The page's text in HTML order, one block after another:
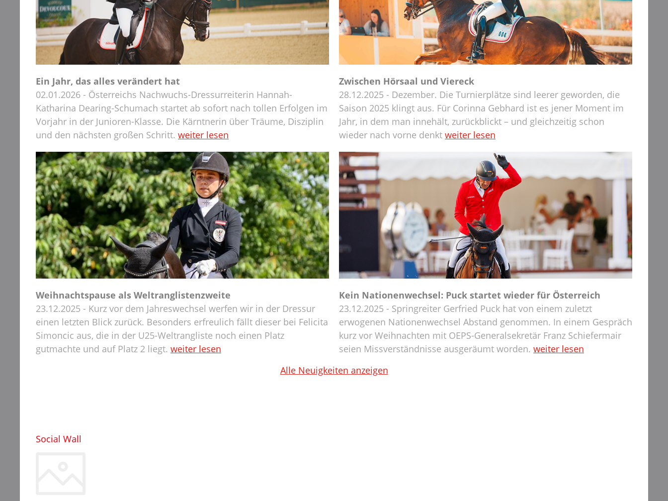
Ein Jahr, das alles verändert hat
02.01.2026 - Österreichs Nachwuchs-Dressurreiterin Hannah-
Katharina Dearing-Schumach startet ab sofort nach tollen Erfolgen im
Vorjahr in der Junioren-Klasse. Die Kärntnerin über Träume, Disziplin
und den nächsten großen Schritt. weiter lesen
Zwischen Hörsaal und Viereck
28.12.2025 - Dezember. Die Turnierplätze sind leerer geworden, die
Saison 2025 klingt aus. Für Corinna Gebhard ist es jener Moment im
Jahr, in dem man innehält, zurückblickt – und gleichzeitig schon
wieder nach vorne denkt weiter lesen
Weihnachtspause als Weltranglistenzweite
23.12.2025 - Kurz vor dem Jahreswechsel werfen wir in der Dressur
einen letzten Blick zurück. Besonders erfreulich fällt dieser bei Felicita
Simoncic aus, die in der U25-Weltrangliste noch einen Platz
gutmachte und auf Platz 2 liegt. weiter lesen
Kein Nationenwechsel: Puck startet wieder für Österreich
23.12.2025 - Springreiter Gerfried Puck hat von einem zuletzt
erwogenen Nationenwechsel Abstand genommen. In einem Gespräch
kurz vor Weihnachten mit OEPS-Generalsekretär Franz Schiefermair
seien Missverständnisse ausgeräumt worden. weiter lesen
Alle Neuigkeiten anzeigen
Social Wall